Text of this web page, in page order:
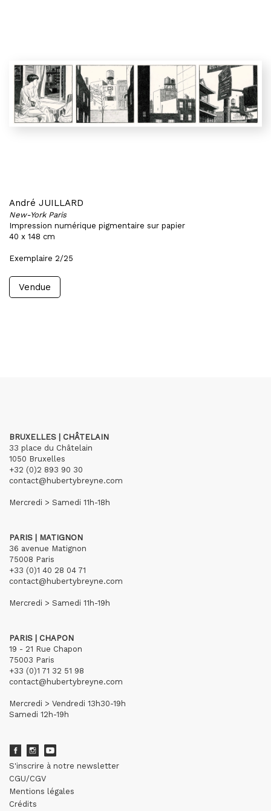
André JUILLARD
New-York Paris
Impression numérique pigmentaire sur papier
40 x 148 cm
Exemplaire 2/25
Vendue
BRUXELLES | CHÂTELAIN
33 place du Châtelain
1050 Bruxelles
+32 (0)2 893 90 30
contact@hubertybreyne.com
Mercredi > Samedi 11h-18h
PARIS | MATIGNON
36 avenue Matignon
75008 Paris
+33 (0)1 40 28 04 71
contact@hubertybreyne.com
Mercredi > Samedi 11h-19h
PARIS | CHAPON
19 - 21 Rue Chapon
75003 Paris
+33 (0)1 71 32 51 98
contact@hubertybreyne.com
Mercredi > Vendredi 13h30-19h
Samedi 12h-19h
S'inscrire à notre newsletter
CGU/CGV
Mentions légales
Crédits